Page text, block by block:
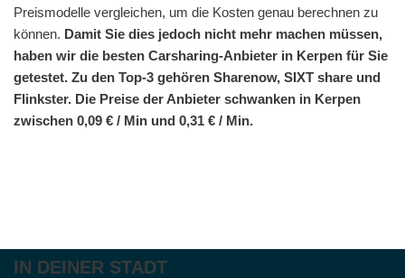
Preismodelle vergleichen, um die Kosten genau berechnen zu
können. Damit Sie dies jedoch nicht mehr machen müssen,
haben wir die besten Carsharing-Anbieter in Kerpen für Sie
getestet. Zu den Top-3 gehören Sharenow, SIXT share und
Flinkster. Die Preise der Anbieter schwanken in Kerpen
zwischen 0,09 € / Min und 0,31 € / Min.
IN DEINER STADT